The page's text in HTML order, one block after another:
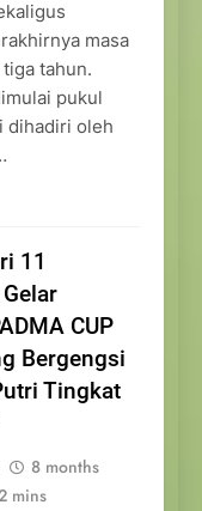
masa
tahun.
pukul
dihadiri oleh
11
CUP
Bergengsi
Tingkat
8 months
mins